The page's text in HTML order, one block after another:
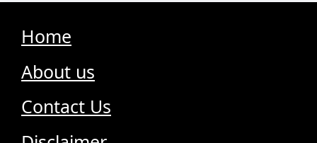
Home
About us
Contact Us